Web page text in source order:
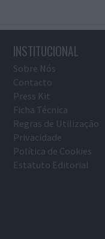
INSTITUCIONAL
Sobre Nós
Contacto
Press Kit
Ficha Técnica
Regras de Utilização
Privacidade
Política de Cookies
Estatuto Editorial